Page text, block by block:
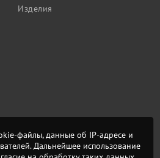
Изделия
файлы, данные об IP-адресе и
Дальнейшее использование